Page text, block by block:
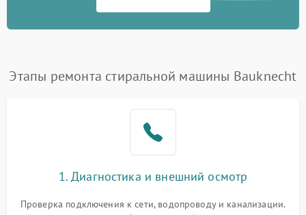
Этапы ремонта стиральной машины Bauknecht
1. Диагностика и внешний осмотр
Проверка подключения к сети, водопроводу и канализации.